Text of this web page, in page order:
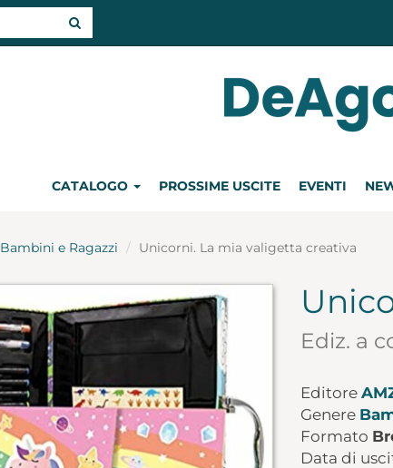
CATALOGO PROSSIME USCITE EVENTI
Bambini e Ragazzi Unicorni. La mia valigetta creativa
Ediz. a
Editore
Genere
Formato
Data di